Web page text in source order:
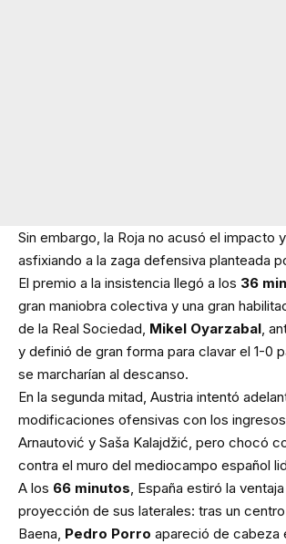
Sin embargo, la Roja no acusó el impacto
asfixiando a la zaga defensiva planteada
El premio a la insistencia llegó a los 36
gran maniobra colectiva y una gran
de la Real Sociedad, Mikel Oyarzabal,
y definió de gran forma para clavar el 1-0
se marcharían al descanso.
En la segunda mitad, Austria intentó
modificaciones ofensivas con los
Arnautović y Saša Kalajdžić, pero chocó
contra el muro del mediocampo español
A los 66 minutos, España estiró la
proyección de sus laterales: tras un
Baena, Pedro Porro apareció de cabeza